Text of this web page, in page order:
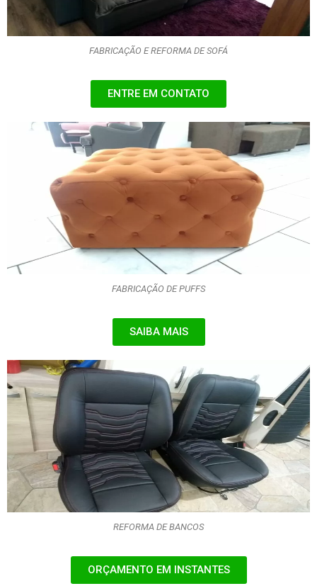
FABRICAÇÃO E REFORMA DE SOFÁ
ENTRE EM CONTATO
FABRICAÇÃO DE PUFFS
SAIBA MAIS
REFORMA DE BANCOS
ORÇAMENTO EM INSTANTES